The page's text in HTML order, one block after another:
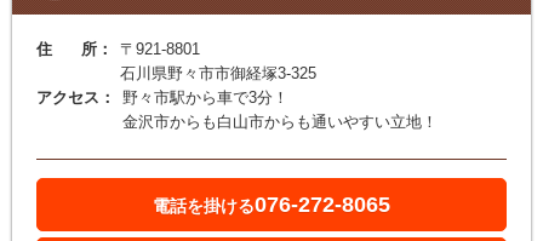
住 所：
〒921-8801
石川県野々市市御経塚3-325
アクセス：
野々市駅から車で3分！
金沢市からも白山市からも通いやすい立地！
電話を掛ける076-272-8065